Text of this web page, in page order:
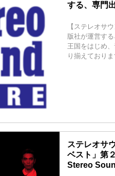
する、専門
【ステレオサ
版社が運営す
王国をはじめ
り揃えておりま
ステレオサ
ベスト」第
Stereo